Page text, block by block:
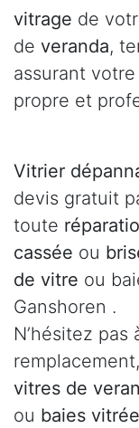
vitrage de
de veranda,
assurant
propre et
Vitrier
devis gratuit
toute
cassée ou
de vitre ou
Ganshoren .
N’hésitez
vitres de
ou baies